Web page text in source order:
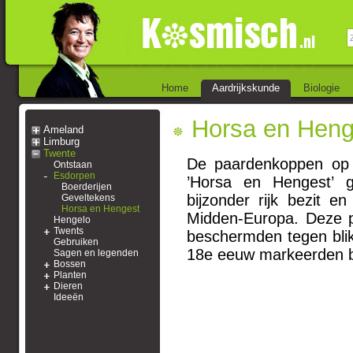
Home Aardrijkskunde Biologie
Ameland
Limburg
Twente
Ontstaan
Esdorpen
Boerderijen
Geveltekens
Horsa en Hengest
Hengelo
Twents
Gebruiken
Sagen en legenden
Bossen
Planten
Dieren
Ideeën
Horsa en
De paardenkoppen
’Horsa en
bijzonder rijk bezit
Midden-Europa. Deze
beschermden tegen
18e eeuw markeerden